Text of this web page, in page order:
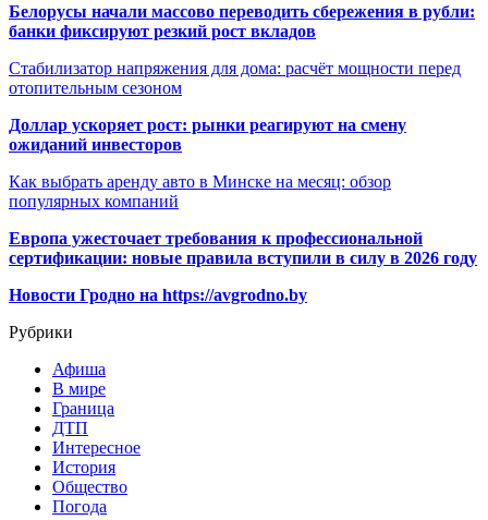
Белорусы начали массово переводить сбережения в рубли:
банки фиксируют резкий рост вкладов
Стабилизатор напряжения для дома: расчёт мощности перед
отопительным сезоном
Доллар ускоряет рост: рынки реагируют на смену
ожиданий инвесторов
Как выбрать аренду авто в Минске на месяц: обзор
популярных компаний
Европа ужесточает требования к профессиональной
сертификации: новые правила вступили в силу в 2026 году
Новости Гродно на https://avgrodno.by
Рубрики
Афиша
В мире
Граница
ДТП
Интересное
История
Общество
Погода